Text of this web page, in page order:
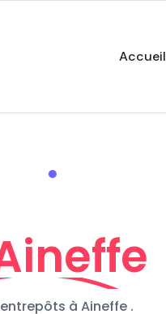
Accueil
à Aineffe .